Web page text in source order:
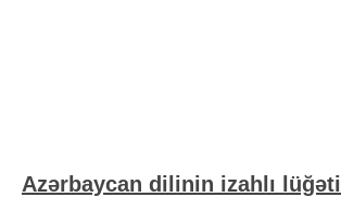
Azərbaycan dilinin izahlı lüğəti